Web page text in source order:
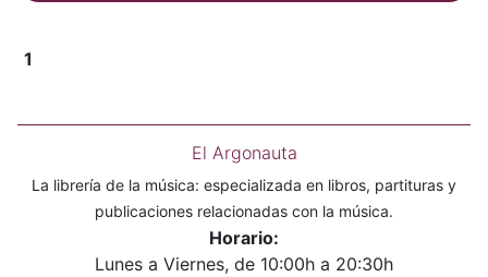
1
El Argonauta
La librería de la música: especializada en libros, partituras y
publicaciones relacionadas con la música.
Horario:
Lunes a Viernes, de 10:00h a 20:30h